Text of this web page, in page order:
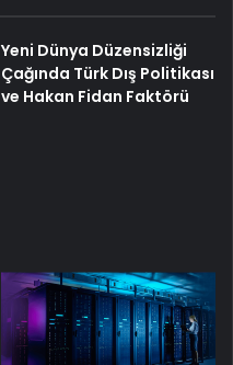
Yeni Dünya Düzensizliği
Çağında Türk Dış Politikası
ve Hakan Fidan Faktörü